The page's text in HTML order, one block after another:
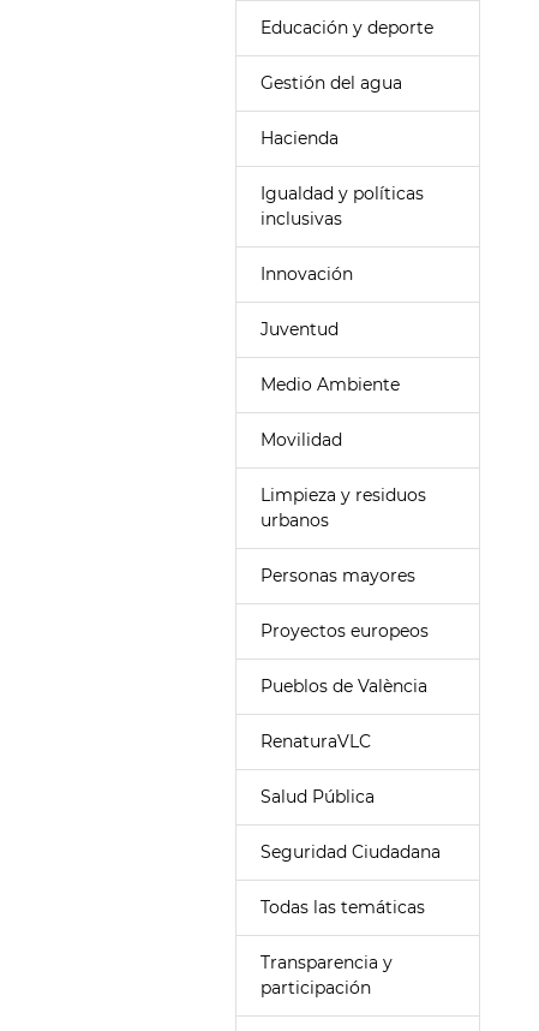
Educación y deporte
Gestión del agua
Hacienda
Igualdad y políticas
inclusivas
Innovación
Juventud
Medio Ambiente
Movilidad
Limpieza y residuos
urbanos
Personas mayores
Proyectos europeos
Pueblos de València
RenaturaVLC
Salud Pública
Seguridad Ciudadana
Todas las temáticas
Transparencia y
participación